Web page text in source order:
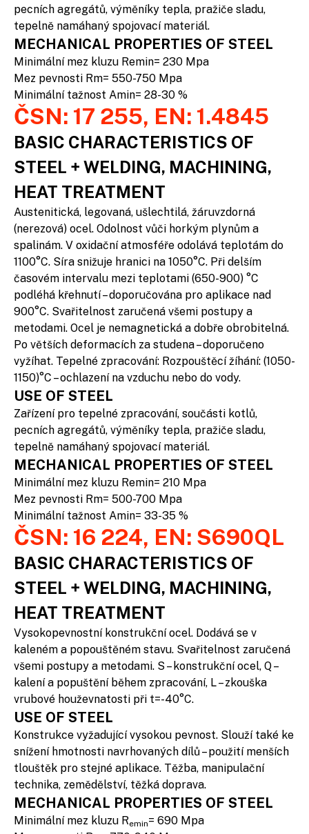
pecních agregátů, výměníky tepla, pražiče sladu,
tepelně namáhaný spojovací materiál.
MECHANICAL PROPERTIES OF STEEL
Minimální mez kluzu Remin= 230 Mpa
Mez pevnosti Rm= 550-750 Mpa
Minimální tažnost Amin= 28-30 %
ČSN: 17 255, EN: 1.4845
BASIC CHARACTERISTICS OF
STEEL + WELDING, MACHINING,
HEAT TREATMENT
Austenitická, legovaná, ušlechtilá, žáruvzdorná
(nerezová) ocel. Odolnost vůči horkým plynům a
spalinám. V oxidační atmosféře odolává teplotám do
1100°C. Síra snižuje hranici na 1050°C. Při delším
časovém intervalu mezi teplotami (650-900) °C
podléhá křehnutí – doporučována pro aplikace nad
900°C. Svařitelnost zaručená všemi postupy a
metodami. Ocel je nemagnetická a dobře obrobitelná.
Po větších deformacích za studena – doporučeno
vyžíhat. Tepelné zpracování: Rozpouštěcí žíhání: (1050-
1150)°C – ochlazení na vzduchu nebo do vody.
USE OF STEEL
Zařízení pro tepelné zpracování, součásti kotlů,
pecních agregátů, výměníky tepla, pražiče sladu,
tepelně namáhaný spojovací materiál.
MECHANICAL PROPERTIES OF STEEL
Minimální mez kluzu Remin= 210 Mpa
Mez pevnosti Rm= 500-700 Mpa
Minimální tažnost Amin= 33-35 %
ČSN: 16 224, EN: S690QL
BASIC CHARACTERISTICS OF
STEEL + WELDING, MACHINING,
HEAT TREATMENT
Vysokopevnostní konstrukční ocel. Dodává se v
kaleném a popouštěném stavu. Svařitelnost zaručená
všemi postupy a metodami. S – konstrukční ocel, Q –
kalení a popuštění během zpracování, L – zkouška
vrubové houževnatosti při t=-40°C.
USE OF STEEL
Konstrukce vyžadující vysokou pevnost. Slouží také ke
snížení hmotnosti navrhovaných dílů – použití menších
tlouštěk pro stejné aplikace. Těžba, manipulační
technika, zemědělství, těžká doprava.
MECHANICAL PROPERTIES OF STEEL
Minimální mez kluzu Remin= 690 Mpa